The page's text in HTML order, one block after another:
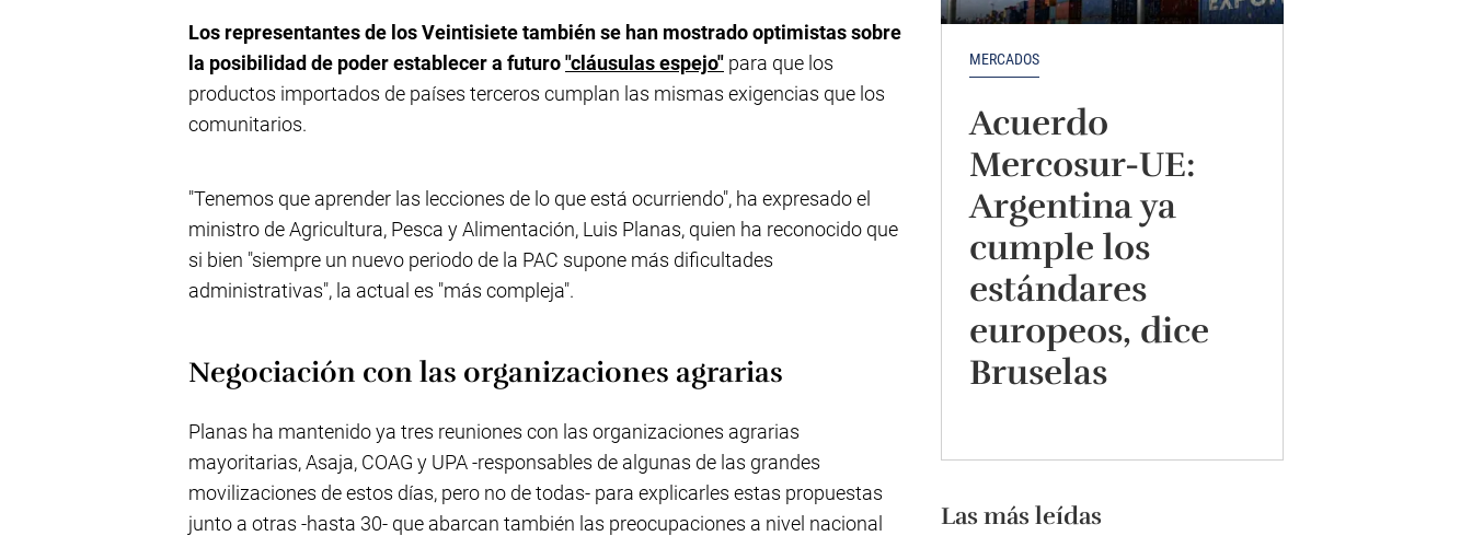
Los representantes de los Veintisiete también se han mostrado optimistas sobre
la posibilidad de poder establecer a futuro"cláusulas espejo" para que los
productos importados de países terceros cumplan las mismas exigencias que los
comunitarios.
"Tenemos que aprender las lecciones de lo que está ocurriendo", ha expresado el
ministro de Agricultura, Pesca y Alimentación, Luis Planas, quien ha reconocido que
si bien "siempre un nuevo periodo de la PAC supone más dificultades
administrativas", la actual es "más compleja".
Negociación con las organizaciones agrarias
Planas ha mantenido ya tres reuniones con las organizaciones agrarias
mayoritarias, Asaja, COAG y UPA -responsables de algunas de las grandes
movilizaciones de estos días, pero no de todas- para explicarles estas propuestas
junto a otras -hasta 30- que abarcan también las preocupaciones a nivel nacional
MERCADOS
Acuerdo
Mercosur-UE:
Argentina ya
cumple los
estándares
europeos, dice
Bruselas
Las más leídas